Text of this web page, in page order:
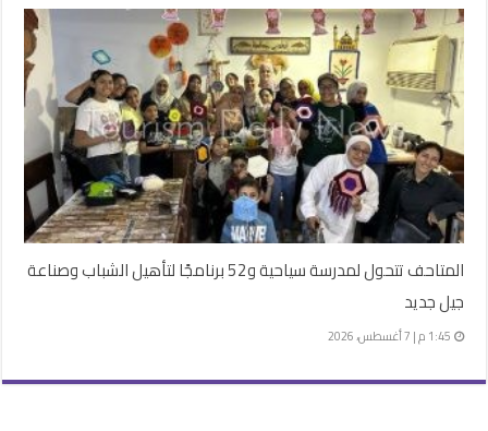
المتاحف تتحول لمدرسة سياحية و52 برنامجًا لتأهيل الشباب وصناعة
جيل جديد
1:45 م | 7 أغسطس، 2026